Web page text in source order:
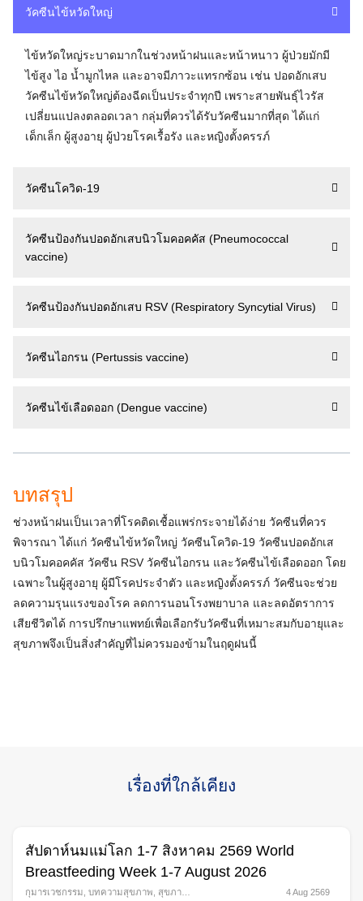
วัคซีนไข้หวัดใหญ่
ไข้หวัดใหญ่ระบาดมากในช่วงหน้าฝนและหน้าหนาว ผู้ป่วยมักมี
ไข้สูง ไอ น้ำมูกไหล และอาจมีภาวะแทรกซ้อน เช่น ปอดอักเสบ
วัคซีนไข้หวัดใหญ่ต้องฉีดเป็นประจำทุกปี เพราะสายพันธุ์ไวรัส
เปลี่ยนแปลงตลอดเวลา กลุ่มที่ควรได้รับวัคซีนมากที่สุด ได้แก่
เด็กเล็ก ผู้สูงอายุ ผู้ป่วยโรคเรื้อรัง และหญิงตั้งครรภ์
วัคซีนโควิด-19
วัคซีนป้องกันปอดอักเสบนิวโมคอคคัส (Pneumococcal
vaccine)
วัคซีนป้องกันปอดอักเสบ RSV (Respiratory Syncytial Virus)
วัคซีนไอกรน (Pertussis vaccine)
วัคซีนไข้เลือดออก (Dengue vaccine)
บทสรุป
ช่วงหน้าฝนเป็นเวลาที่โรคติดเชื้อแพร่กระจายได้ง่าย วัคซีนที่ควร
พิจารณา ได้แก่ วัคซีนไข้หวัดใหญ่ วัคซีนโควิด-19 วัคซีนปอดอักเส
บนิวโมคอคคัส วัคซีน RSV วัคซีนไอกรน และวัคซีนไข้เลือดออก โดย
เฉพาะในผู้สูงอายุ ผู้มีโรคประจำตัว และหญิงตั้งครรภ์ วัคซีนจะช่วย
ลดความรุนแรงของโรค ลดการนอนโรงพยาบาล และลดอัตราการ
เสียชีวิตได้ การปรึกษาแพทย์เพื่อเลือกรับวัคซีนที่เหมาะสมกับอายุและ
สุขภาพจึงเป็นสิ่งสำคัญที่ไม่ควรมองข้ามในฤดูฝนนี้
เรื่องที่ใกล้เคียง
สัปดาห์นมแม่โลก 1-7 สิงหาคม 2569 World
Breastfeeding Week 1-7 August 2026
กุมารเวชกรรม บทความสุขภาพ
สุขภาพ
4 Aug 2569